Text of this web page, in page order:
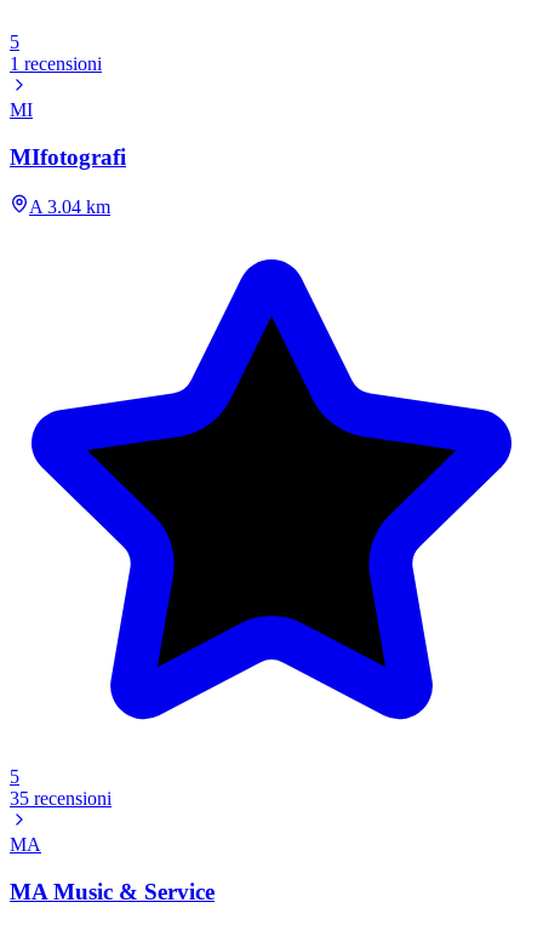
5
1 recensioni
MI
MIfotografi
A 3.04 km
5
35 recensioni
MA
MA Music & Service